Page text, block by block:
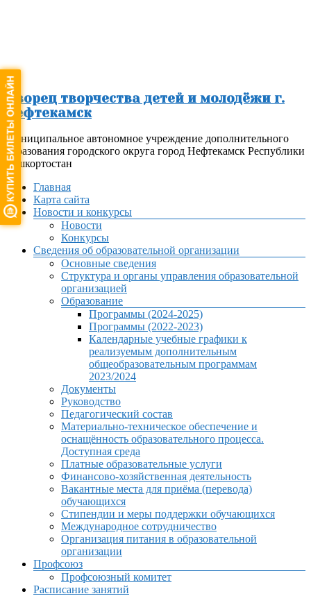
Дворец творчества детей и молодёжи г.
Нефтекамск
Муниципальное автономное учреждение дополнительного
образования городского округа город Нефтекамск Республики
Башкортостан
МенюГлавная
Карта сайта
Новости и конкурсы
Новости
Конкурсы
Сведения об образовательной организации
Основные сведения
Структура и органы управления образовательной
организацией
Образование
Программы (2024-2025)
Программы (2022-2023)
Календарные учебные графики к
реализуемым дополнительным
общеобразовательным программам
2023/2024
Документы
Руководство
Педагогический состав
Материально-техническое обеспечение и
оснащённость образовательного процесса.
Доступная среда
Платные образовательные услуги
Финансово-хозяйственная деятельность
Вакантные места для приёма (перевода)
обучающихся
Стипендии и меры поддержки обучающихся
Международное сотрудничество
Организация питания в образовательной
организации
Профсоюз
Профсоюзный комитет
Расписание занятий